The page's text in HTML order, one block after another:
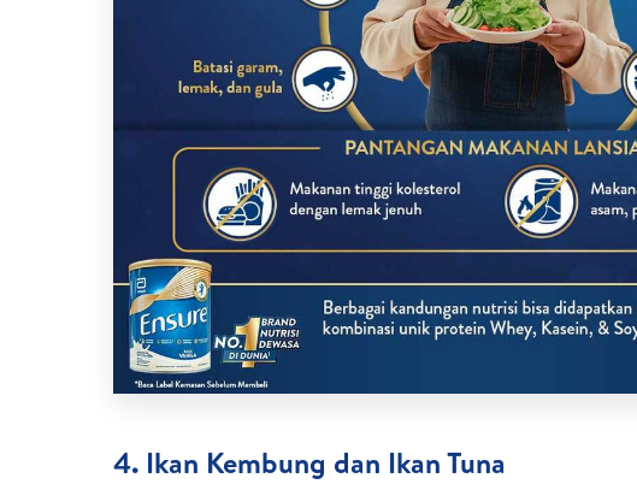
4. Ikan Kembung dan Ikan Tuna